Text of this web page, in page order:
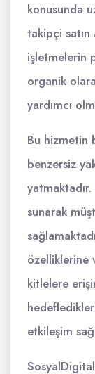
konusunda
takipçi
işletmelerin
organik
yardımcı
Bu hizmetin
benzersiz
sunarak
özelliklerine
kitlelere
etkileşim